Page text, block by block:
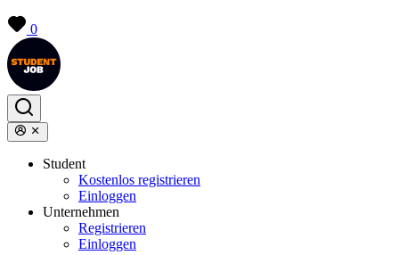
0
Student
Kostenlos registrieren
Einloggen
Unternehmen
Registrieren
Einloggen